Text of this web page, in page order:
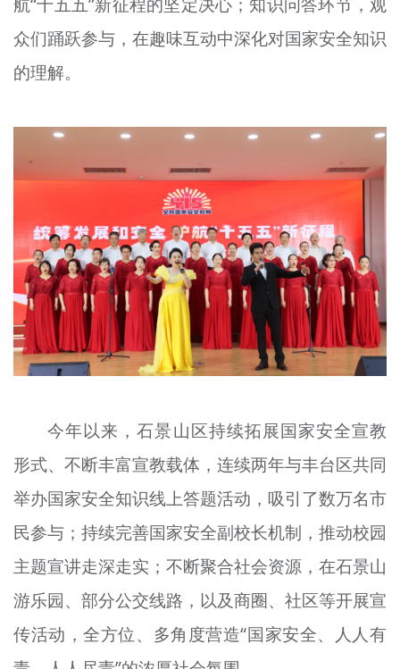
航“十五五”新征程的坚定决心；知识问答环节，观
众们踊跃参与，在趣味互动中深化对国家安全知识
的理解。
今年以来，石景山区持续拓展国家安全宣教
形式、不断丰富宣教载体，连续两年与丰台区共同
举办国家安全知识线上答题活动，吸引了数万名市
民参与；持续完善国家安全副校长机制，推动校园
主题宣讲走深走实；不断聚合社会资源，在石景山
游乐园、部分公交线路，以及商圈、社区等开展宣
传活动，全方位、多角度营造“国家安全、人人有